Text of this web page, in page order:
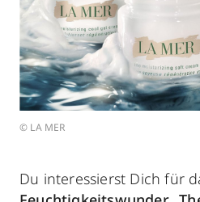
© LA MER
Du interessierst Dich für